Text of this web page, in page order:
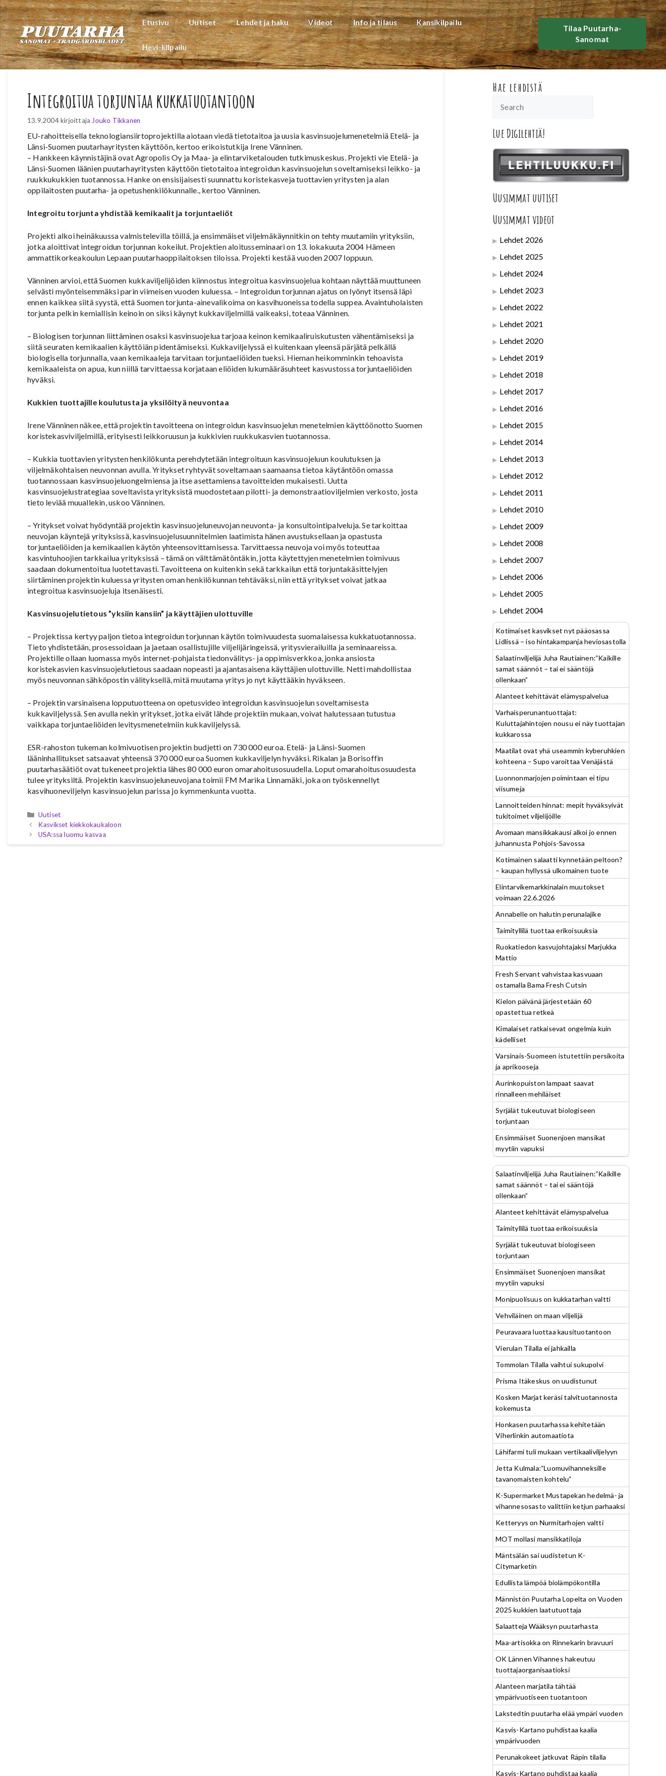
Siirry
sisältöön
Etusivu Uutiset Lehdet ja haku Videot Info ja tilaus Kansikilpailu
Hevi-kilpailu
Tilaa Puutarha-
Sanomat
Integroitua torjuntaa kukkatuotantoon
13.9.2004 kirjoittaja Jouko Tikkanen
EU-rahoitteisella teknologiansiirtoprojektilla aiotaan viedä tietotaitoa ja uusia kasvinsuojelumenetelmiä Etelä- ja
Länsi-Suomen puutarhayritysten käyttöön, kertoo erikoistutkija Irene Vänninen.
– Hankkeen käynnistäjinä ovat Agropolis Oy ja Maa- ja elintarviketalouden tutkimuskeskus. Projekti vie Etelä- ja
Länsi-Suomen läänien puutarhayritysten käyttöön tietotaitoa integroidun kasvinsuojelun soveltamiseksi leikko- ja
ruukkukukkien tuotannossa. Hanke on ensisijaisesti suunnattu koristekasveja tuottavien yritysten ja alan
oppilaitosten puutarha- ja opetushenkilökunnalle., kertoo Vänninen.
Integroitu torjunta yhdistää kemikaalit ja torjuntaeliöt
Projekti alkoi heinäkuussa valmistelevilla töillä, ja ensimmäiset viljelmäkäynnitkin on tehty muutamiin yrityksiin,
jotka aloittivat integroidun torjunnan kokeilut. Projektien aloitusseminaari on 13. lokakuuta 2004 Hämeen
ammattikorkeakoulun Lepaan puutarhaoppilaitoksen tiloissa. Projekti kestää vuoden 2007 loppuun.
Vänninen arvioi, että Suomen kukkaviljelijöiden kiinnostus integroitua kasvinsuojelua kohtaan näyttää muuttuneen
selvästi myönteisemmäksi parin viimeisen vuoden kuluessa. – Integroidun torjunnan ajatus on lyönyt itsensä läpi
ennen kaikkea siitä syystä, että Suomen torjunta-ainevalikoima on kasvihuoneissa todella suppea. Avaintuholaisten
torjunta pelkin kemiallisin keinoin on siksi käynyt kukkaviljelmillä vaikeaksi, toteaa Vänninen.
– Biologisen torjunnan liittäminen osaksi kasvinsuojelua tarjoaa keinon kemikaaliruiskutusten vähentämiseksi ja
siitä seuraten kemikaalien käyttöiän pidentämiseksi. Kukkaviljelyssä ei kuitenkaan yleensä pärjätä pelkällä
biologisella torjunnalla, vaan kemikaaleja tarvitaan torjuntaeliöiden tueksi. Hieman heikomminkin tehoavista
kemikaaleista on apua, kun niillä tarvittaessa korjataan eliöiden lukumääräsuhteet kasvustossa torjuntaeliöiden
hyväksi.
Kukkien tuottajille koulutusta ja yksilöityä neuvontaa
Irene Vänninen näkee, että projektin tavoitteena on integroidun kasvinsuojelun menetelmien käyttöönotto Suomen
koristekasviviljelmillä, erityisesti leikkoruusun ja kukkivien ruukkukasvien tuotannossa.
– Kukkia tuottavien yritysten henkilökunta perehdytetään integroituun kasvinsuojeluun koulutuksen ja
viljelmäkohtaisen neuvonnan avulla. Yritykset ryhtyvät soveltamaan saamaansa tietoa käytäntöön omassa
tuotannossaan kasvinsuojeluongelmiensa ja itse asettamiensa tavoitteiden mukaisesti. Uutta
kasvinsuojelustrategiaa soveltavista yrityksistä muodostetaan pilotti- ja demonstraatioviljelmien verkosto, josta
tieto leviää muuallekin, uskoo Vänninen.
– Yritykset voivat hyödyntää projektin kasvinsuojeluneuvojan neuvonta- ja konsultointipalveluja. Se tarkoittaa
neuvojan käyntejä yrityksissä, kasvinsuojelusuunnitelmien laatimista hänen avustuksellaan ja opastusta
torjuntaeliöiden ja kemikaalien käytön yhteensovittamisessa. Tarvittaessa neuvoja voi myös toteuttaa
kasvintuhoojien tarkkailua yrityksissä – tämä on välttämätöntäkin, jotta käytettyjen menetelmien toimivuus
saadaan dokumentoitua luotettavasti. Tavoitteena on kuitenkin sekä tarkkailun että torjuntakäsittelyjen
siirtäminen projektin kuluessa yritysten oman henkilökunnan tehtäväksi, niin että yritykset voivat jatkaa
integroitua kasvinsuojeluja itsenäisesti.
Kasvinsuojelutietous ”yksiin kansiin” ja käyttäjien ulottuville
– Projektissa kertyy paljon tietoa integroidun torjunnan käytön toimivuudesta suomalaisessa kukkatuotannossa.
Tieto yhdistetään, prosessoidaan ja jaetaan osallistujille viljelijäringeissä, yritysvierailuilla ja seminaareissa.
Projektille ollaan luomassa myös internet-pohjaista tiedonvälitys- ja oppimisverkkoa, jonka ansiosta
koristekasvien kasvinsuojelutietous saadaan nopeasti ja ajantasaisena käyttäjien ulottuville. Netti mahdollistaa
myös neuvonnan sähköpostin välityksellä, mitä muutama yritys jo nyt käyttääkin hyväkseen.
– Projektin varsinaisena lopputuotteena on opetusvideo integroidun kasvinsuojelun soveltamisesta
kukkaviljelyssä. Sen avulla nekin yritykset, jotka eivät lähde projektiin mukaan, voivat halutessaan tutustua
vaikkapa torjuntaeliöiden levitysmenetelmiin kukkaviljelyssä.
ESR-rahoston tukeman kolmivuotisen projektin budjetti on 730 000 euroa. Etelä- ja Länsi-Suomen
lääninhallitukset satsaavat yhteensä 370 000 euroa Suomen kukkaviljelyn hyväksi. Rikalan ja Borisoffin
puutarhasäätiöt ovat tukeneet projektia lähes 80 000 euron omarahoitusosuudella. Loput omarahoitusosuudesta
tulee yrityksiltä. Projektin kasvinsuojeluneuvojana toimii FM Marika Linnamäki, joka on työskennellyt
kasvihuoneviljelyn kasvinsuojelun parissa jo kymmenkunta vuotta.
Kategoriat
Uutiset
Kasvikset kiekkokaukaloon
USA:ssa luomu kasvaa
Hae lehdistä
Lue Digilehtiä!
Uusimmat uutiset
Uusimmat videot
Lehdet 2026
Lehdet 2025
Lehdet 2024
Lehdet 2023
Lehdet 2022
Lehdet 2021
Lehdet 2020
Lehdet 2019
Lehdet 2018
Lehdet 2017
Lehdet 2016
Lehdet 2015
Lehdet 2014
Lehdet 2013
Lehdet 2012
Lehdet 2011
Lehdet 2010
Lehdet 2009
Lehdet 2008
Lehdet 2007
Lehdet 2006
Lehdet 2005
Lehdet 2004
Kotimaiset kasvikset nyt pääosassa
Lidlissä – iso hintakampanja heviosastolla
Salaatinviljelijä Juha Rautiainen:”Kaikille
samat säännöt – tai ei sääntöjä
ollenkaan”
Alanteet kehittävät elämyspalvelua
Varhaisperunantuottajat:
Kuluttajahintojen nousu ei näy tuottajan
kukkarossa
Maatilat ovat yhä useammin kyberuhkien
kohteena – Supo varoittaa Venäjästä
Luonnonmarjojen poimintaan ei tipu
viisumeja
Lannoitteiden hinnat: mepit hyväksyivät
tukitoimet viljelijöille
Avomaan mansikkakausi alkoi jo ennen
juhannusta Pohjois-Savossa
Kotimainen salaatti kynnetään peltoon?
– kaupan hyllyssä ulkomainen tuote
Elintarvikemarkkinalain muutokset
voimaan 22.6.2026
Annabelle on halutin perunalajike
Taimityllilä tuottaa erikoisuuksia
Ruokatiedon kasvujohtajaksi Marjukka
Mattio
Fresh Servant vahvistaa kasvuaan
ostamalla Bama Fresh Cutsin
Kielon päivänä järjestetään 60
opastettua retkeä
Kimalaiset ratkaisevat ongelmia kuin
kädelliset
Varsinais-Suomeen istutettiin persikoita
ja aprikooseja
Aurinkopuiston lampaat saavat
rinnalleen mehiläiset
Syrjälät tukeutuvat biologiseen
torjuntaan
Ensimmäiset Suonenjoen mansikat
myytiin vapuksi
Salaatinviljelijä Juha Rautiainen:”Kaikille
samat säännöt – tai ei sääntöjä
ollenkaan”
Alanteet kehittävät elämyspalvelua
Taimityllilä tuottaa erikoisuuksia
Syrjälät tukeutuvat biologiseen
torjuntaan
Ensimmäiset Suonenjoen mansikat
myytiin vapuksi
Monipuolisuus on kukkatarhan valtti
Vehviläinen on maan viljelijä
Peuravaara luottaa kausituotantoon
Vierulan Tilalla ei jahkailla
Tommolan Tilalla vaihtui sukupolvi
Prisma Itäkeskus on uudistunut
Kosken Marjat keräsi talvituotannosta
kokemusta
Honkasen puutarhassa kehitetään
Viherlinkin automaatiota
Lähifarmi tuli mukaan vertikaaliviljelyyn
Jetta Kulmala:”Luomuvihanneksille
tavanomaisten kohtelu”
K-Supermarket Mustapekan hedelmä- ja
vihannesosasto valittiin ketjun parhaaksi
Ketteryys on Nurmitarhojen valtti
MOT mollasi mansikkatiloja
Mäntsälän sai uudistetun K-
Citymarketin
Edullista lämpöä biolämpökontilla
Männistön Puutarha Lopelta on Vuoden
2025 kukkien laatutuottaja
Salaatteja Wääksyn puutarhasta
Maa-artisokka on Rinnekarin bravuuri
OK Lännen Vihannes hakeutuu
tuottajaorganisaatioksi
Alanteen marjatila tähtää
ympärivuotiseen tuotantoon
Lakstedtin puutarha elää ympäri vuoden
Kasvis-Kartano puhdistaa kaalia
ympärivuoden
Perunakokeet jatkuvat Räpin tilalla
Kasvis-Kartano puhdistaa kaalia